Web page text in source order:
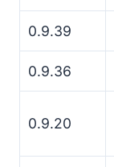
0.9.39
0.9.36
0.9.20